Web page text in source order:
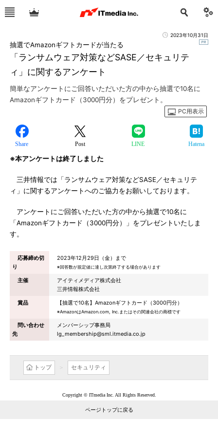
2023年10月31日
「ランサムウェア対策などSASE／セキュリテ
ィ」に関するアンケート
抽選でAmazonギフトカードが当たる
簡単なアンケートにご回答いただいた方の中から抽選で10名に
Amazonギフトカード（3000円分）をプレゼント。
PC用表示
Share Post LINE Hatena
※本アンケートは終了しました
三井情報では「ランサムウェア対策などSASE／セキュリテ
ィ」に関するアンケートへのご協力をお願いしております。
アンケートにご回答いただいた方の中から抽選で10名に
「Amazonギフトカード（3000円分）」をプレゼントいたしま
す。
応募締め切
り
2023年12月29日（金）まで
※回答数が規定値に達し次第終了する場合があります
主催
アイティメディア株式会社
三井情報株式会社
賞品
【抽選で10名】Amazonギフトカード（3000円分）
※AmazonはAmazon.com, Inc.またはその関連会社の商標です
問い合わせ
先
メンバーシップ事務局
lg_membership@sml.itmedia.co.jp
トップ セキュリティ
Copyright © ITmedia Inc. All Rights Reserved.
ページトップに戻る